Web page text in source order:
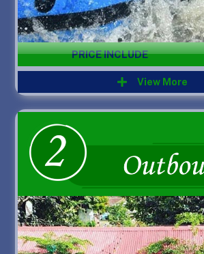
PRICE INCLUDE
View More